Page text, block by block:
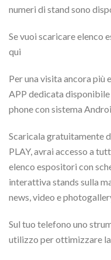
numeri di stand sono
Se vuoi scaricare elenco
qui
Per una visita ancora
APP dedicata
phone con sistema
Scaricala gratuitamente
PLAY, avrai accesso a
elenco espositori con
interattiva stands sulla
news, video e
Sul tuo telefono uno
utilizzo per ottimizzare la